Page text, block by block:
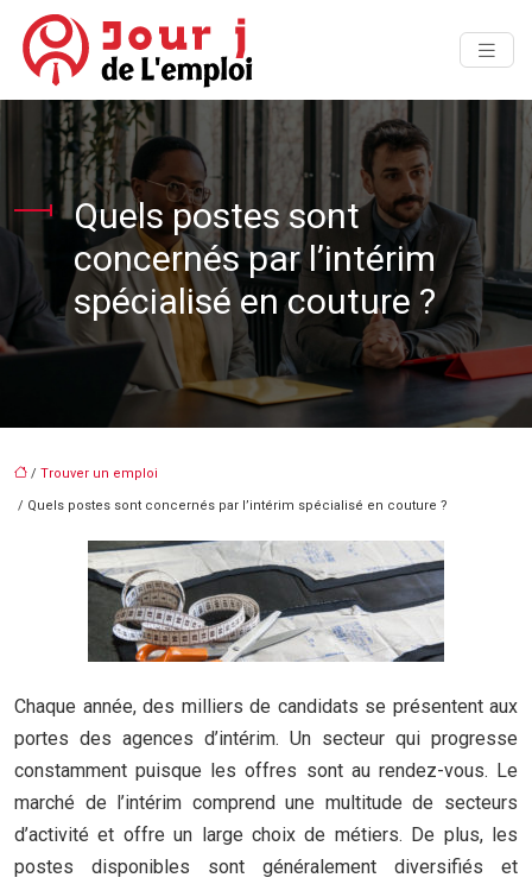
Quels postes sont
concernés par l’intérim
spécialisé en couture ?
/ Trouver un emploi
/ Quels postes sont concernés par l’intérim spécialisé en couture ?
Chaque année, des milliers de candidats se présentent aux
portes des agences d’intérim. Un secteur qui progresse
constamment puisque les offres sont au rendez-vous. Le
marché de l’intérim comprend une multitude de secteurs
d’activité et offre un large choix de métiers. De plus, les
postes disponibles sont généralement diversifiés et